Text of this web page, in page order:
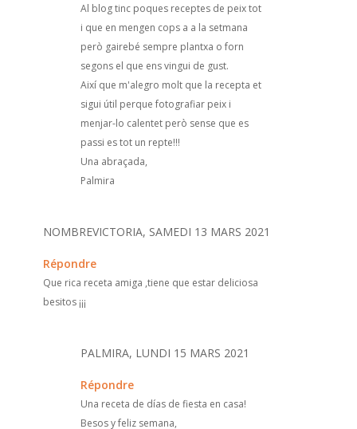
Al blog tinc poques receptes de peix tot
i que en mengen cops a a la setmana
però gairebé sempre plantxa o forn
segons el que ens vingui de gust.
Així que m'alegro molt que la recepta et
sigui útil perque fotografiar peix i
menjar-lo calentet però sense que es
passi es tot un repte!!!
Una abraçada,
Palmira
NOMBREVICTORIA, SAMEDI 13 MARS 2021
Répondre
Que rica receta amiga ,tiene que estar deliciosa
besitos ¡¡¡
PALMIRA, LUNDI 15 MARS 2021
Répondre
Una receta de días de fiesta en casa!
Besos y feliz semana,